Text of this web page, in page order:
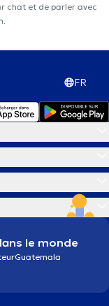
chat et de parler avec
FR
le monde
Guatemala